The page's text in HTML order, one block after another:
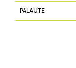
PALAUTE